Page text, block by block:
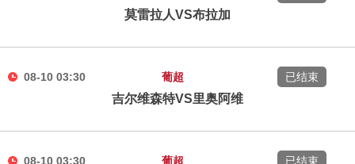
莫雷拉人VS布拉加
08-10 03:30 葡超
吉尔维森特VS里奥阿维
已结束
08-10 03:30 葡超 已结束